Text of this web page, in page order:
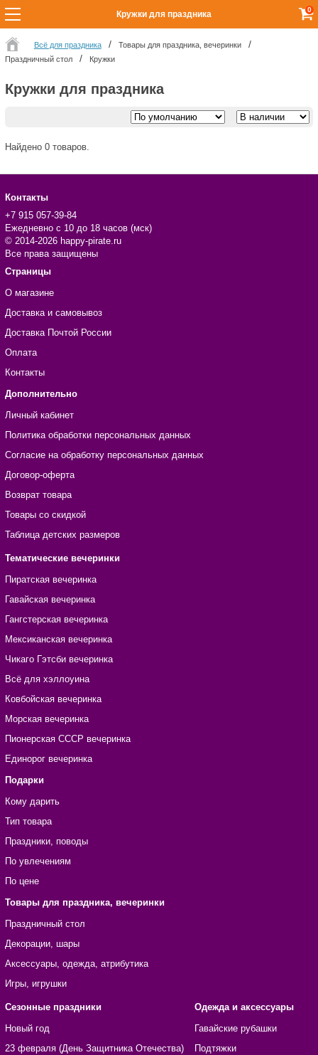
Всё для праздника
Товары для праздника, вечеринки
Праздничный стол
Кружки
Кружки для праздника
Найдено 0 товаров.
Контакты
+7 915 057-39-84
Ежедневно с 10 до 18 часов (мск)
© 2014-2026 happy-pirate.ru
Все права защищены
Страницы
О магазине
Доставка и самовывоз
Доставка Почтой России
Оплата
Контакты
Дополнительно
Личный кабинет
Политика обработки персональных данных
Согласие на обработку персональных данных
Договор-оферта
Возврат товара
Товары со скидкой
Таблица детских размеров
Тематические вечеринки
Пиратская вечеринка
Гавайская вечеринка
Гангстерская вечеринка
Мексиканская вечеринка
Чикаго Гэтсби вечеринка
Всё для хэллоуина
Ковбойская вечеринка
Морская вечеринка
Пионерская СССР вечеринка
Единорог вечеринка
Подарки
Кому дарить
Тип товара
Праздники, поводы
По увлечениям
По цене
Товары для праздника, вечеринки
Праздничный стол
Декорации, шары
Аксессуары, одежда, атрибутика
Игры, игрушки
Сезонные праздники
Новый год
23 февраля (День Защитника Отечества)
Одежда и аксессуары
Гавайские рубашки
Подтяжки
Кружки для праздника 0